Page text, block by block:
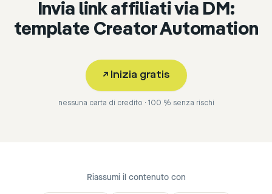
Invia link affiliati via DM:
template Creator Automation
↗ Inizia gratis
nessuna carta di credito · 100 % senza rischi
Riassumi il contenuto con